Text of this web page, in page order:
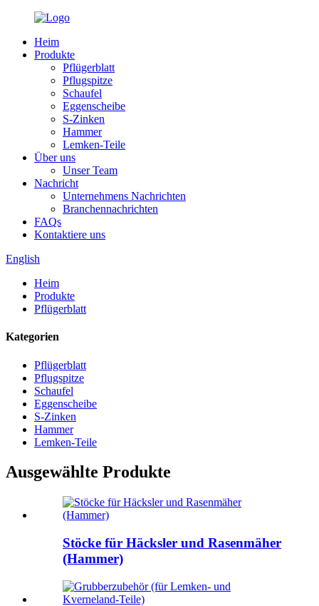
Heim
Produkte
Pflügerblatt
Pflugspitze
Schaufel
Eggenscheibe
S-Zinken
Hammer
Lemken-Teile
Über uns
Unser Team
Nachricht
Unternehmens Nachrichten
Branchennachrichten
FAQs
Kontaktiere uns
English
Heim
Produkte
Pflügerblatt
Kategorien
Pflügerblatt
Pflugspitze
Schaufel
Eggenscheibe
S-Zinken
Hammer
Lemken-Teile
Ausgewählte Produkte
Stöcke für Häcksler und Rasenmäher
(Hammer)